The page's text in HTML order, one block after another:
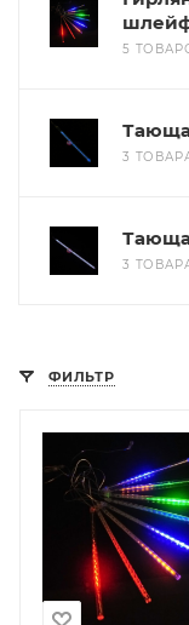
5
3
3
ФИЛЬТР